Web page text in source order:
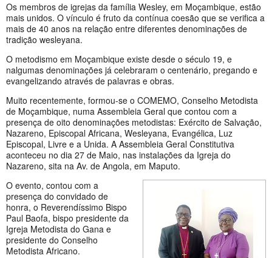
Os membros de igrejas da família Wesley, em Moçambique, estão
mais unidos. O vínculo é fruto da contínua coesão que se verifica a
mais de 40 anos na relação entre diferentes denominações de
tradição wesleyana.
O metodismo em Moçambique existe desde o século 19, e
nalgumas denominações já celebraram o centenário, pregando e
evangelizando através de palavras e obras.
Muito recentemente, formou-se o COMEMO, Conselho Metodista
de Moçambique, numa Assembleia Geral que contou com a
presença de oito denominações metodistas: Exército de Salvação,
Nazareno, Episcopal Africana, Wesleyana, Evangélica, Luz
Episcopal, Livre e a Unida. A Assembleia Geral Constitutiva
aconteceu no dia 27 de Maio, nas instalações da Igreja do
Nazareno, sita na Av. de Angola, em Maputo.
O evento, contou com a
presença do convidado de
honra, o Reverendíssimo Bispo
Paul Baofa, bispo presidente da
Igreja Metodista do Gana e
presidente do Conselho
Metodista Africano.